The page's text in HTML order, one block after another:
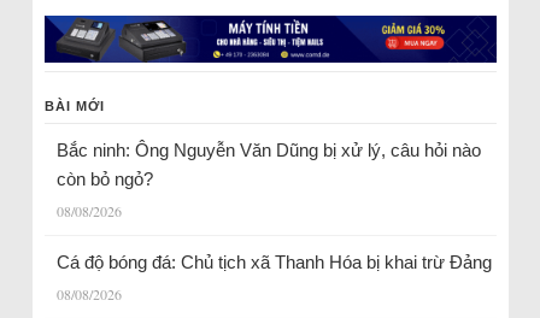
BÀI MỚI
Bắc ninh: Ông Nguyễn Văn Dũng bị xử lý, câu hỏi nào
còn bỏ ngỏ?
08/08/2026
Cá độ bóng đá: Chủ tịch xã Thanh Hóa bị khai trừ Đảng
08/08/2026